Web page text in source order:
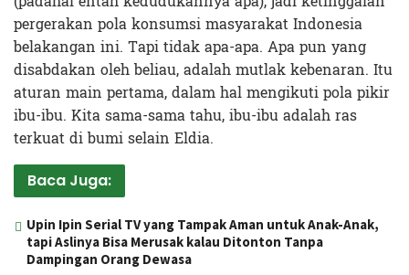
pergerakan pola konsumsi masyarakat Indonesia
belakangan ini. Tapi tidak apa-apa. Apa pun yang
disabdakan oleh beliau, adalah mutlak kebenaran. Itu
aturan main pertama, dalam hal mengikuti pola pikir
ibu-ibu. Kita sama-sama tahu, ibu-ibu adalah ras
terkuat di bumi selain Eldia.
Baca Juga:
Upin Ipin Serial TV yang Tampak Aman untuk Anak-Anak,
tapi Aslinya Bisa Merusak kalau Ditonton Tanpa
Dampingan Orang Dewasa